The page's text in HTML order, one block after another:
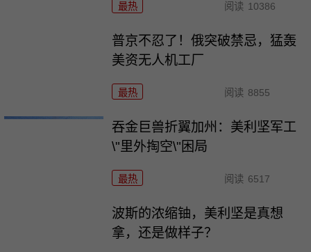
最热 阅读 10386
普京不忍了！俄突破禁忌，猛轰
美资无人机工厂
最热 阅读 8855
吞金巨兽折翼加州：美利坚军工
\"里外掏空\"困局
最热 阅读 6517
波斯的浓缩铀，美利坚是真想
拿，还是做样子？